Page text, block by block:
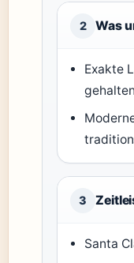
2 Was
Exakte
gehalten
3
Santa